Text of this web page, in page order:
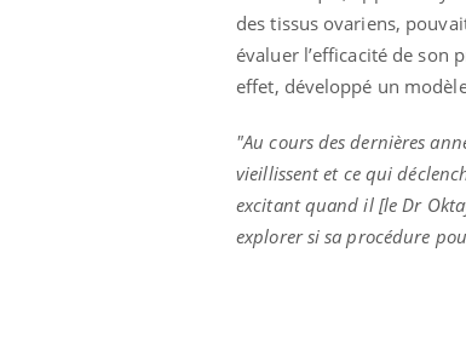
des tissus ovariens,
évaluer l’efficacité de son
effet, développé un
"Au cours des dernières
vieillissent et ce qui
excitant quand il [le Dr
explorer si sa procédure